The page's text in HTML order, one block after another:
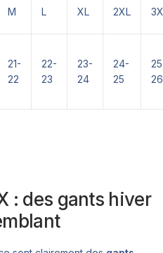
M L XL 2XL
21-
22
22-
23
23-
24
24-
25
26
: des gants hiver